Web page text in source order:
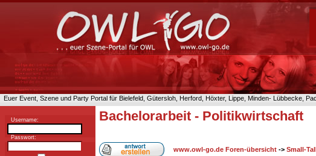
Euer Event, Szene und Party Portal für Bielefeld, Gütersloh, Herford, Höxter, Lippe, Minden- Lübbecke,
Username:
Passwort:
Bachelorarbeit - Politikwirtschaft
www.owl-go.de Foren-übersicht -> Small-